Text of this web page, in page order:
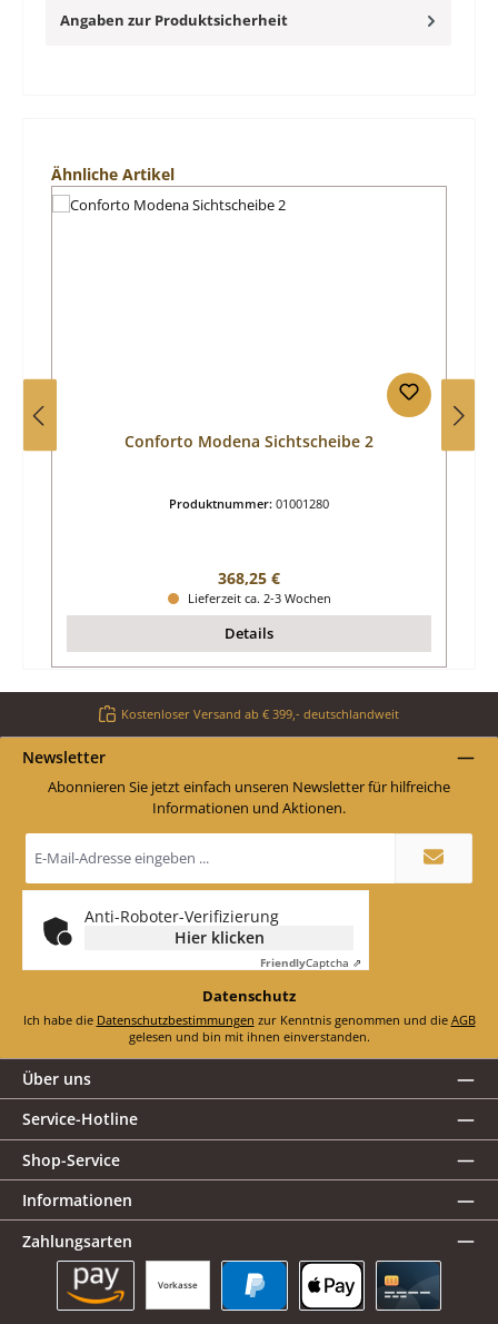
Angaben zur Produktsicherheit
Produktgalerie überspringen
Ähnliche Artikel
Conforto Modena Sichtscheibe 2
Produktnummer: 01001280
Regulärer Preis:
368,25 €
Lieferzeit ca. 2-3 Wochen
Details
Kostenloser Versand ab € 399,- deutschlandweit
Newsletter
Abonnieren Sie jetzt einfach unseren Newsletter für hilfreiche
Informationen und Aktionen.
Mail-
*
Anti-Roboter-Verifizierung
Hier klicken
FriendlyCaptcha ⇗
Datenschutz
Ich habe die Datenschutzbestimmungen zur Kenntnis genommen und die AGB
gelesen und bin mit ihnen einverstanden.
Über uns
Service-Hotline
Shop-Service
Informationen
Zahlungsarten
Vorkasse